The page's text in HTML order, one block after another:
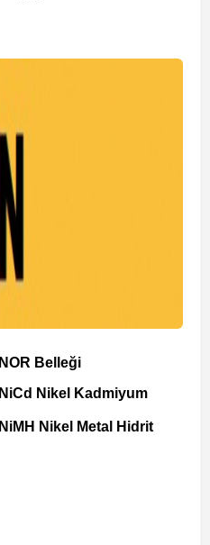
NOR Belleği
NiCd Nikel Kadmiyum
NiMH Nikel Metal Hidrit